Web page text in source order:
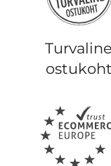
Turvaline
ostukoht